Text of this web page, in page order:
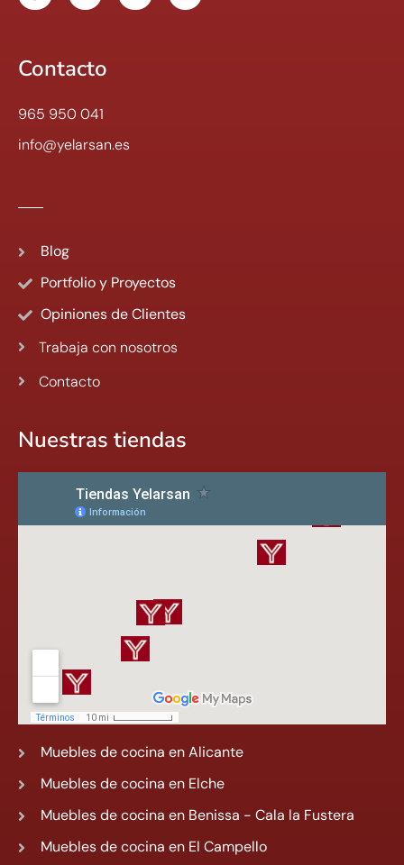
Contacto
965 950 041
info@yelarsan.es
Blog
Portfolio y Proyectos
Opiniones de Clientes
Trabaja con nosotros
Contacto
Nuestras tiendas
Muebles de cocina en Alicante
Muebles de cocina en Elche
Muebles de cocina en Benissa - Cala la Fustera
Muebles de cocina en El Campello